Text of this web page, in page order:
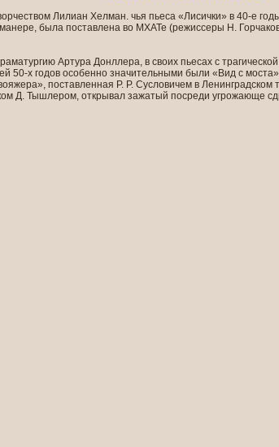
Лилиан Хелман. чья пьеса «Лисички» в 40-е
была поставлена во МХАТе (режиссеры Н.
Артура Донллера, в своих пьесах с
50-х годов особенно значительными были «Вид с
поставленная Р. Р. Сусловичем в
Д. Тышлером, открывал зажатый посреди угрожающе